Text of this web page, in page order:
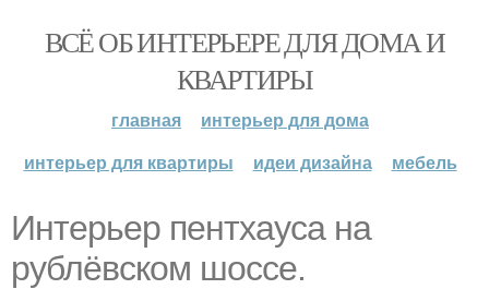
ВСЁ ОБ ИНТЕРЬЕРЕ ДЛЯ ДОМА И
КВАРТИРЫ
главная
интерьер для дома
интерьер для квартиры
идеи дизайна мебель
Интерьер пентхауса на
рублёвском шоссе.